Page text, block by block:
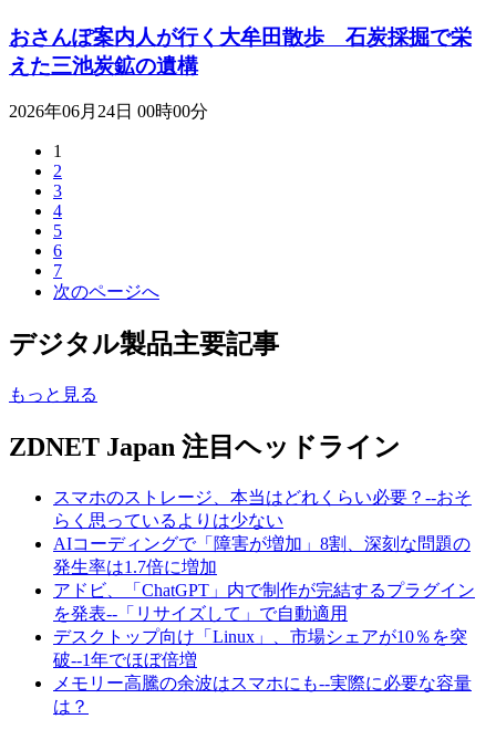
おさんぽ案内人が行く大牟田散歩 石炭採掘で栄
えた三池炭鉱の遺構
2026年06月24日 00時00分
1
2
3
4
5
6
7
次のページへ
デジタル製品主要記事
もっと見る
ZDNET Japan 注目ヘッドライン
スマホのストレージ、本当はどれくらい必要？--おそ
らく思っているよりは少ない
AIコーディングで「障害が増加」8割、深刻な問題の
発生率は1.7倍に増加
アドビ、「ChatGPT」内で制作が完結するプラグイン
を発表--「リサイズして」で自動適用
デスクトップ向け「Linux」、市場シェアが10％を突
破--1年でほぼ倍増
メモリー高騰の余波はスマホにも--実際に必要な容量
は？